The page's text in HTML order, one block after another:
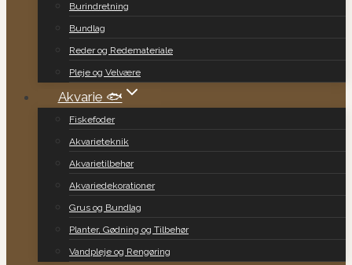
Burindretning
Bundlag
Reder og Redemateriale
Pleje og Velvære
Akvarie 🐟
Fiskefoder
Akvarieteknik
Akvarietilbehør
Akvariedekorationer
Grus og Bundlag
Planter, Gødning og Tilbehør
Vandpleje og Rengøring